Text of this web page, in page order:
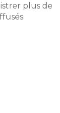
plus de